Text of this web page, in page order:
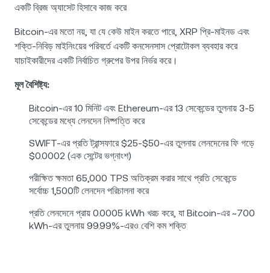
একটি ব্রিজ অ্যাসেট হিসাবে কাজ করে
Bitcoin-এর মতো নয়, যা যে কেউ মাইন করতে পারে, XRP প্রি-মাইনড এবং
শক্তি-নিবিড় মাইনিংয়ের পরিবর্তে একটি কনসেনসাস প্রোটোকল ব্যবহার করে
যাচাইকারীদের একটি নির্বাচিত গ্রুপের উপর নির্ভর করে।
মূল বৈশিষ্ট্য:
Bitcoin-এর 10 মিনিট এবং Ethereum-এর 13 সেকেন্ডের তুলনায় 3-5
সেকেন্ডের মধ্যে লেনদেন নিষ্পত্তি করে
SWIFT-এর প্রতি ট্রান্সফারে $25-$50-এর তুলনায় লেনদেনের ফি গড়ে
$0.0002 (এক সেন্টের ভগ্নাংশ)
পরীক্ষিত ক্ষমতা 65,000 TPS অতিক্রম করার সাথে প্রতি সেকেন্ডে
সর্বোচ্চ 1,500টি লেনদেন পরিচালনা করে
প্রতি লেনদেনে প্রায় 0.0005 kWh খরচ করে, যা Bitcoin-এর ~700
kWh-এর তুলনায় 99.99%-এরও বেশি কম শক্তি